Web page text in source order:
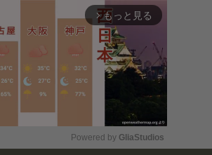
arrow_forward_ios もっと見る
Powered by GliaStudios